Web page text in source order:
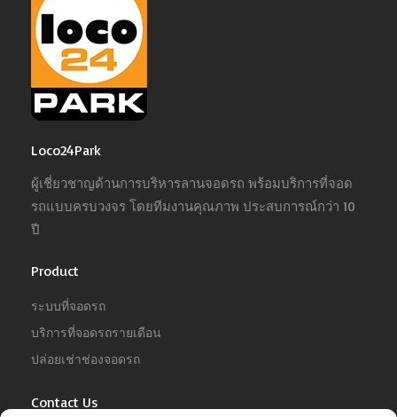
Loco24Park
ผู้เชี่ยวชาญด้านการบริหารลานจอดรถ พร้อมบริการที่จอด
รถแบบครบวงจร โดยทีมงานคุณภาพ ประสบการณ์กว่า 10
ปี
Product
ระบบที่จอดรถ
บริการที่จอดรถรายเดือน
ปล่อยเช่าช่องจอดรถ
Contact Us